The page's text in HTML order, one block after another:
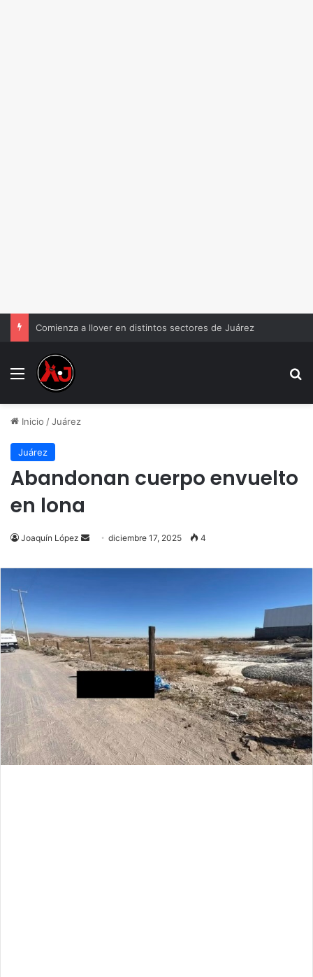
Comienza a llover en distintos sectores de Juárez
Menu
Inicio /Juárez
Juárez
Abandonan cuerpo envuelto
en lona
Joaquín López
Send
email
diciembre 17, 2025 4